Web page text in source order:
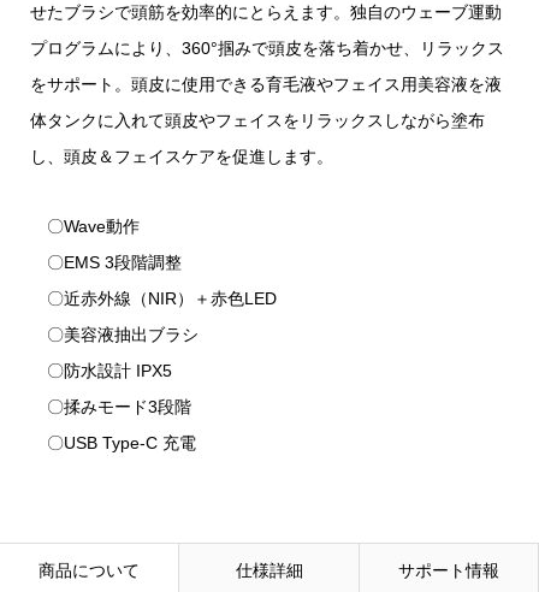
せたブラシで頭筋を効率的にとらえます。独自のウェーブ運動
プログラムにより、360°掴みで頭皮を落ち着かせ、リラックス
をサポート。頭皮に使用できる育毛液やフェイス用美容液を液
体タンクに入れて頭皮やフェイスをリラックスしながら塗布
し、頭皮＆フェイスケアを促進します。
〇Wave動作
〇EMS 3段階調整
〇近赤外線（NIR）＋赤色LED
〇美容液抽出ブラシ
〇防水設計 IPX5
〇揉みモード3段階
〇USB Type-C 充電
商品について 仕様詳細 サポート情報